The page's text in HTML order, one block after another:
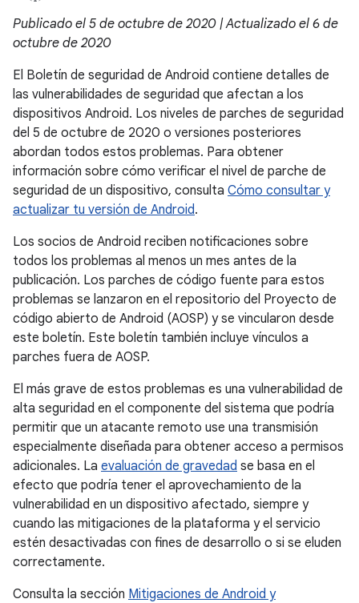
Publicado el 5 de octubre de 2020 | Actualizado el 6 de
octubre de 2020
El Boletín de seguridad de Android contiene detalles de
las vulnerabilidades de seguridad que afectan a los
dispositivos Android. Los niveles de parches de seguridad
del 5 de octubre de 2020 o versiones posteriores
abordan todos estos problemas. Para obtener
información sobre cómo verificar el nivel de parche de
seguridad de un dispositivo, consulta Cómo consultar y
actualizar tu versión de Android.
Los socios de Android reciben notificaciones sobre
todos los problemas al menos un mes antes de la
publicación. Los parches de código fuente para estos
problemas se lanzaron en el repositorio del Proyecto de
código abierto de Android (AOSP) y se vincularon desde
este boletín. Este boletín también incluye vínculos a
parches fuera de AOSP.
El más grave de estos problemas es una vulnerabilidad de
alta seguridad en el componente del sistema que podría
permitir que un atacante remoto use una transmisión
especialmente diseñada para obtener acceso a permisos
adicionales. La evaluación de gravedad se basa en el
efecto que podría tener el aprovechamiento de la
vulnerabilidad en un dispositivo afectado, siempre y
cuando las mitigaciones de la plataforma y el servicio
estén desactivadas con fines de desarrollo o si se eluden
correctamente.
Consulta la sección Mitigaciones de Android y